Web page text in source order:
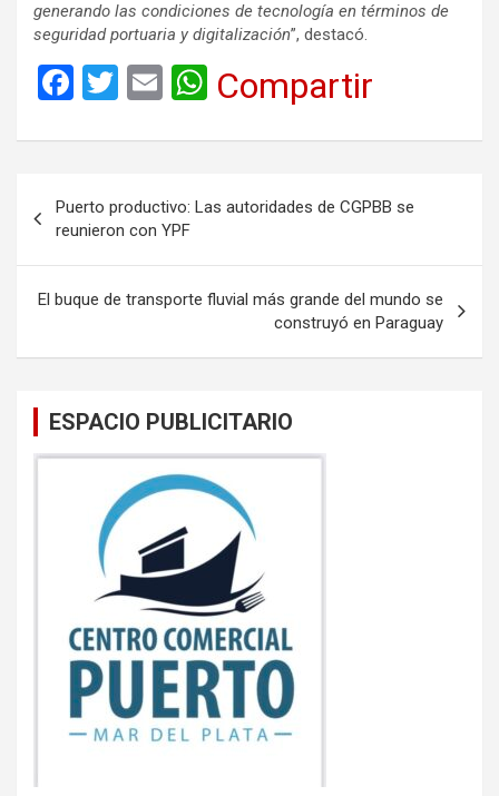
generando las condiciones de tecnología en términos de
seguridad portuaria y digitalización”, destacó.
F
ce
o
o
k
T
tt
er
E
ail
W
at
A
p
p
Compartir
de
entradas
Puerto productivo: Las autoridades de CGPBB se
reunieron con YPF
El buque de transporte fluvial más grande del mundo se
construyó en Paraguay
ESPACIO PUBLICITARIO